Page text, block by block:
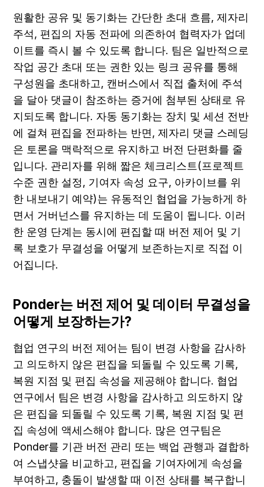
원활한 공유 및 동기화는 간단한 초대 흐름, 제자리
주석, 편집의 자동 전파에 의존하여 협력자가 업데
이트를 즉시 볼 수 있도록 합니다. 팀은 일반적으로
작업 공간 초대 또는 권한 있는 링크 공유를 통해
구성원을 초대하고, 캔버스에서 직접 출처에 주석
을 달아 댓글이 참조하는 증거에 첨부된 상태로 유
지되도록 합니다. 자동 동기화는 장치 및 세션 전반
에 걸쳐 편집을 전파하는 반면, 제자리 댓글 스레딩
은 토론을 맥락적으로 유지하고 버전 단편화를 줄
입니다. 관리자를 위해 짧은 체크리스트(프로젝트
수준 권한 설정, 기여자 속성 요구, 아카이브를 위
한 내보내기 예약)는 유동적인 협업을 가능하게 하
면서 거버넌스를 유지하는 데 도움이 됩니다. 이러
한 운영 단계는 동시에 편집할 때 버전 제어 및 기
록 보호가 무결성을 어떻게 보존하는지로 직접 이
어집니다.
Ponder는 버전 제어 및 데이터 무결성을
어떻게 보장하는가?
협업 연구의 버전 제어는 팀이 변경 사항을 감사하
고 의도하지 않은 편집을 되돌릴 수 있도록 기록,
복원 지점 및 편집 속성을 제공해야 합니다. 협업
연구에서 팀은 변경 사항을 감사하고 의도하지 않
은 편집을 되돌릴 수 있도록 기록, 복원 지점 및 편
집 속성에 액세스해야 합니다. 많은 연구팀은
Ponder를 기관 버전 관리 또는 백업 관행과 결합하
여 스냅샷을 비교하고, 편집을 기여자에게 속성을
부여하고, 충돌이 발생할 때 이전 상태를 복구합니